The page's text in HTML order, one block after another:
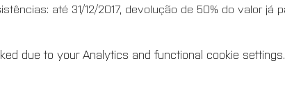
até 31/12/2017, devolução de 50% do valor já
due to your Analytics and functional cookie settings.